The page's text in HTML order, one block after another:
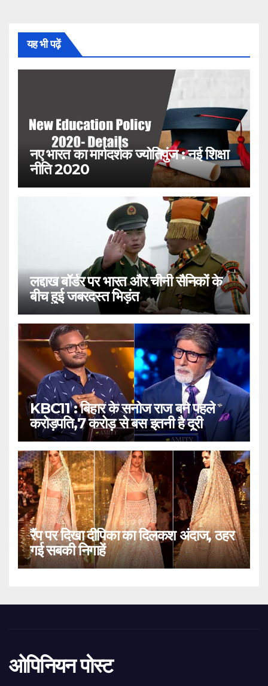
यह भी पढ़ें
नए भारत का मार्गदर्शक ज्योतिपुंज : नई शिक्षा
नीति 2020
लद्दाख बॉर्डर पर भारत और चीनी सैनिकों के
बीच हुई जबरदस्त भिड़ंत
KBC11 : बिहार के सनोज राज बने पहले
करोड़पति,7 करोड़ से बस इतनी है दूरी
रैंप पर दिखा दीपिका का दिलकश अंदाज, ठहर
गई सबकी निगाहें
ओपिनियन पोस्ट